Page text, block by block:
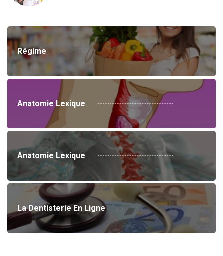
Régime
Anatomie Lexique
Anatomie Lexique
La Dentisterie En Ligne